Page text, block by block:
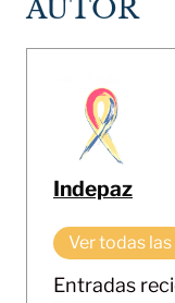
AUTOR
Indepaz
Ver todas
Entradas